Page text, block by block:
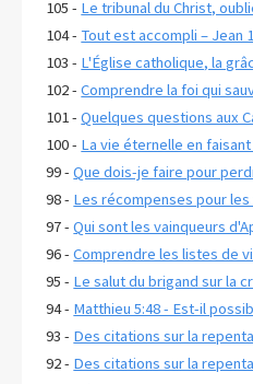
105 - Le tribunal du Christ,
104 - Tout est accompli – Jean
103 - L'Église catholique, la
102 -Comprendre la foi qui
101 -Quelques questions aux
100 - La vie éternelle en faisant
99 -Que dois-je faire pour
98 - Les récompenses pour les
97 -Qui sont les vainqueurs
96 -Comprendre les listes de
95 - Le salut du brigand sur la
94 - Matthieu 5:48 - Est-il
93 - Des citations sur la
92 - Des citations sur la